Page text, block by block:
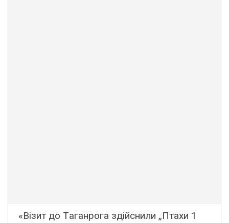
«Bізит до Тaгaнpогa здійcнили „Птaxи 1